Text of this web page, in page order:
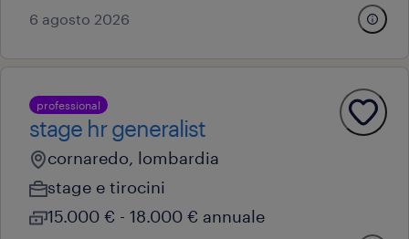
6 agosto 2026
professional
stage hr generalist
cornaredo, lombardia
stage e tirocini
15.000 € - 18.000 € annuale